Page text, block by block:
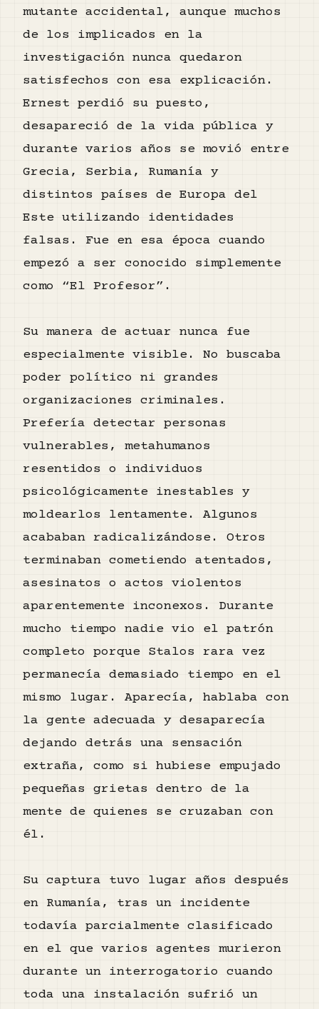
mutante accidental, aunque muchos
de los implicados en la
investigación nunca quedaron
satisfechos con esa explicación.
Ernest perdió su puesto,
desapareció de la vida pública y
durante varios años se movió entre
Grecia, Serbia, Rumanía y
distintos países de Europa del
Este utilizando identidades
falsas. Fue en esa época cuando
empezó a ser conocido simplemente
como “El Profesor”.
Su manera de actuar nunca fue
especialmente visible. No buscaba
poder político ni grandes
organizaciones criminales.
Prefería detectar personas
vulnerables, metahumanos
resentidos o individuos
psicológicamente inestables y
moldearlos lentamente. Algunos
acababan radicalizándose. Otros
terminaban cometiendo atentados,
asesinatos o actos violentos
aparentemente inconexos. Durante
mucho tiempo nadie vio el patrón
completo porque Stalos rara vez
permanecía demasiado tiempo en el
mismo lugar. Aparecía, hablaba con
la gente adecuada y desaparecía
dejando detrás una sensación
extraña, como si hubiese empujado
pequeñas grietas dentro de la
mente de quienes se cruzaban con
él.
Su captura tuvo lugar años después
en Rumanía, tras un incidente
todavía parcialmente clasificado
en el que varios agentes murieron
durante un interrogatorio cuando
toda una instalación sufrió un